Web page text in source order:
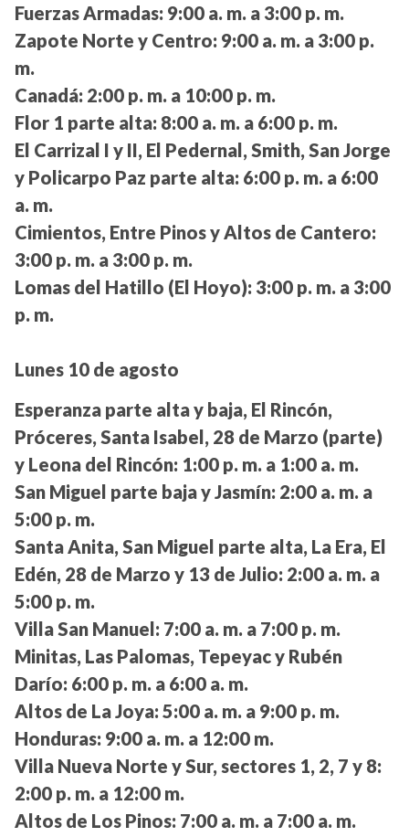
Fuerzas Armadas: 9:00 a. m. a 3:00 p. m.
Zapote Norte y Centro: 9:00 a. m. a 3:00 p.
m.
Canadá: 2:00 p. m. a 10:00 p. m.
Flor 1 parte alta: 8:00 a. m. a 6:00 p. m.
El Carrizal I y II, El Pedernal, Smith, San Jorge
y Policarpo Paz parte alta: 6:00 p. m. a 6:00
a. m.
Cimientos, Entre Pinos y Altos de Cantero:
3:00 p. m. a 3:00 p. m.
Lomas del Hatillo (El Hoyo): 3:00 p. m. a 3:00
p. m.
Lunes 10 de agosto
Esperanza parte alta y baja, El Rincón,
Próceres, Santa Isabel, 28 de Marzo (parte)
y Leona del Rincón: 1:00 p. m. a 1:00 a. m.
San Miguel parte baja y Jasmín: 2:00 a. m. a
5:00 p. m.
Santa Anita, San Miguel parte alta, La Era, El
Edén, 28 de Marzo y 13 de Julio: 2:00 a. m. a
5:00 p. m.
Villa San Manuel: 7:00 a. m. a 7:00 p. m.
Minitas, Las Palomas, Tepeyac y Rubén
Darío: 6:00 p. m. a 6:00 a. m.
Altos de La Joya: 5:00 a. m. a 9:00 p. m.
Honduras: 9:00 a. m. a 12:00 m.
Villa Nueva Norte y Sur, sectores 1, 2, 7 y 8:
2:00 p. m. a 12:00 m.
Altos de Los Pinos: 7:00 a. m. a 7:00 a. m.